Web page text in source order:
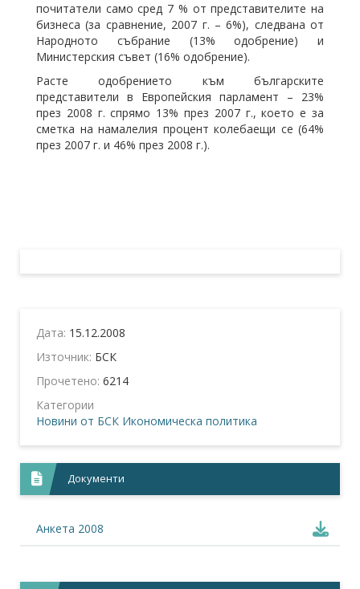
почитатели само сред 7 % от представителите на
бизнеса (за сравнение, 2007 г. – 6%), следвана от
Народното събрание (13% одобрение) и
Министерския съвет (16% одобрение).
Расте одобрението към българските
представители в Европейския парламент – 23%
през 2008 г. спрямо 13% през 2007 г., което е за
сметка на намалелия процент колебаещи се (64%
през 2007 г. и 46% през 2008 г.).
Дата: 15.12.2008
Източник: БСК
Прочетено: 6214
Категории
Новини от БСК Икономическа политика
Документи
Анкета 2008